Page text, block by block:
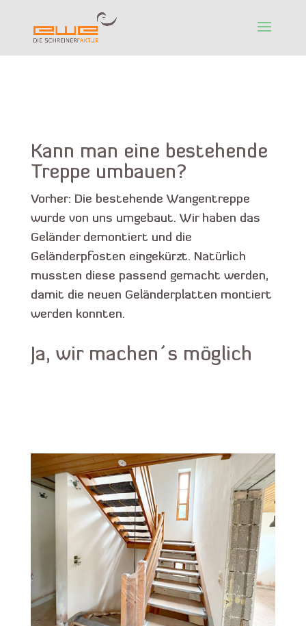
Kann man eine bestehende
Treppe umbauen?
Vorher: Die bestehende Wangentreppe
wurde von uns umgebaut. Wir haben das
Geländer demontiert und die
Geländerpfosten eingekürzt. Natürlich
mussten diese passend gemacht werden,
damit die neuen Geländerplatten montiert
werden konnten.
Ja, wir machen´s möglich